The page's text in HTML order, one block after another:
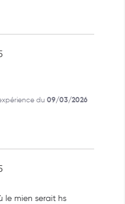
du 09/03/2026
le mien serait hs